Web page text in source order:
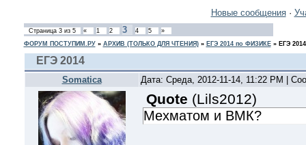
Новые сообщения·
Страница 3из 5 « 1 2 3 4 5
»
ФОРУМ ПОСТУПИМ.РУ» АРХИВ (ТОЛЬКО ДЛЯ ЧТЕНИЯ)» ЕГЭ 2014 по ФИЗИКЕ» ЕГЭ 2014
ЕГЭ 2014
Somatica Дата: Среда, 2012-11-14, 11:22 PM |
Quote (Lils2012)
Мехматом и ВМК?